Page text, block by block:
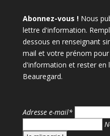
Abonnez-vous !Nous
lettre d'information.
dessous en renseignant
mail et votre prénom
d'information et rester en
Beauregard.
Adresse e-mail*